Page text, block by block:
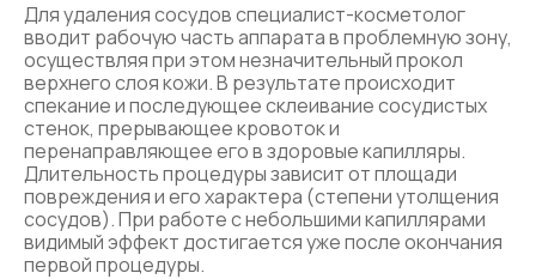
Для удаления сосудов специалист-косметолог
вводит рабочую часть аппарата в проблемную зону,
осуществляя при этом незначительный прокол
верхнего слоя кожи. В результате происходит
спекание и последующее склеивание сосудистых
стенок, прерывающее кровоток и
перенаправляющее его в здоровые капилляры.
Длительность процедуры зависит от площади
повреждения и его характера (степени утолщения
сосудов). При работе с небольшими капиллярами
видимый эффект достигается уже после окончания
первой процедуры.